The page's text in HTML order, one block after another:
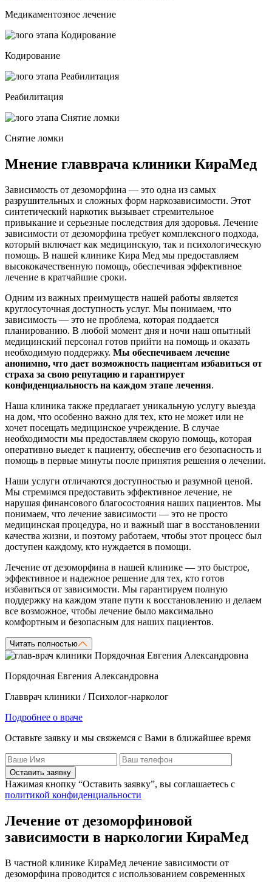
Медикаментозное лечение
Кодирование
Реабилитация
Снятие ломки
Мнение главврача клиники КираМед
Зависимость от дезоморфина — это одна из самых
разрушительных и сложных форм наркозависимости. Этот
синтетический наркотик вызывает стремительное
привыкание и серьезные последствия для здоровья. Лечение
зависимости от дезоморфина требует комплексного подхода,
который включает как медицинскую, так и психологическую
помощь. В нашей клинике Кира Мед мы предоставляем
высококачественную помощь, обеспечивая эффективное
лечение в кратчайшие сроки.
Одним из важных преимуществ нашей работы является
круглосуточная доступность услуг. Мы понимаем, что
зависимость — это не проблема, которая поддается
планированию. В любой момент дня и ночи наш опытный
медицинский персонал готов прийти на помощь и оказать
необходимую поддержку. Мы обеспечиваем лечение
анонимно, что дает возможность пациентам избавиться от
страха за свою репутацию и гарантирует
конфиденциальность на каждом этапе лечения.
Наша клиника также предлагает уникальную услугу выезда
на дом, что особенно важно для тех, кто не может или не
хочет посещать медицинское учреждение. В случае
необходимости мы предоставляем скорую помощь, которая
оперативно выедет к пациенту, обеспечив его безопасность и
помощь в первые минуты после принятия решения о лечении.
Наши услуги отличаются доступностью и разумной ценой.
Мы стремимся предоставить эффективное лечение, не
нарушая финансового благосостояния наших пациентов. Мы
понимаем, что лечение зависимости — это не просто
медицинская процедура, но и важный шаг в восстановлении
качества жизни, и поэтому работаем, чтобы этот процесс был
доступен каждому, кто нуждается в помощи.
Лечение от дезоморфина в нашей клинике — это быстрое,
эффективное и надежное решение для тех, кто готов
избавиться от зависимости. Мы гарантируем полную
поддержку на каждом этапе пути к восстановлению и делаем
все возможное, чтобы лечение было максимально
комфортным и безопасным для наших пациентов.
Читать полностью
Порядочная Евгения Александровна
Главврач клиники / Психолог-нарколог
Подробнее о враче
Оставьте заявку и мы свяжемся с Вами в ближайшее время
Оставить заявку
Нажимая кнопку “Оставить заявку”, вы соглашаетесь с
политикой конфиденциальности
Лечение от дезоморфиновой
зависимости в наркологии КираМед
В частной клинике КираМед лечение зависимости от
дезоморфина проводится с использованием современных